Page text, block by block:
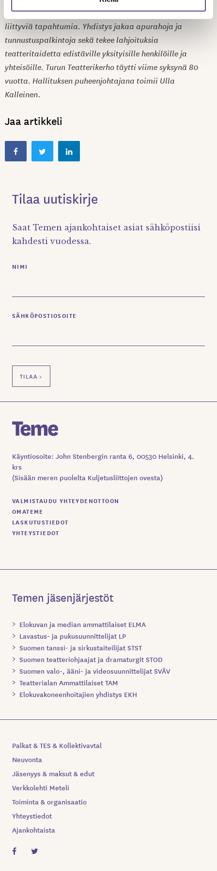
matkoja jäsenilleen sekä muita esittävään kulttuuriin
liittyviä tapahtumia. Yhdistys jakaa apurahoja ja
tunnustuspalkintoja sekä tekee lahjoituksia
teatteritaidetta edistäville yksityisille henkilöille ja
yhteisöille. Turun Teatterikerho täytti viime syksynä 80
vuotta. Hallituksen puheenjohtajana toimii Ulla
Kalleinen.
Jaa artikkeli
Tilaa uutiskirje
Saat Temen ajankohtaiset asiat sähköpostiisi
kahdesti vuodessa.
NIMI
SÄHKÖPOSTIOSOITE
Käyntiosoite: John Stenbergin ranta 6, 00530 Helsinki, 4.
krs
(Sisään meren puolelta Kuljetusliittojen ovesta)
VALMISTAUDU YHTEYDENOTTOON
OMATEME
LASKUTUSTIEDOT
YHTEYSTIEDOT
Temen jäsenjärjestöt
Elokuvan ja median ammattilaiset ELMA
Lavastus- ja pukusuunnittelijat LP
Suomen tanssi- ja sirkustaiteilijat STST
Suomen teatteriohjaajat ja dramaturgit STOD
Suomen valo-, ääni- ja videosuunnittelijat SVÄV
Teatterialan Ammattilaiset TAM
Elokuvakoneenhoitajien yhdistys EKH
Palkat & TES & Kollektivavtal
Neuvonta
Jäsenyys & maksut & edut
Verkkolehti Meteli
Toiminta & organisaatio
Yhteystiedot
Ajankohtaista